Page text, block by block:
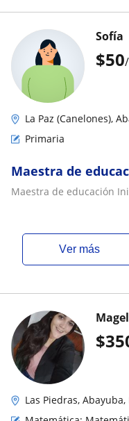
$50
Sofía
La Paz (Canelones),
Primaria
Maestra de
Maestra de educación
ver más
$
Las Piedras, Abayuba,